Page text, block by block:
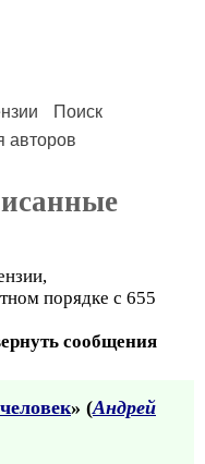
Поиск
авторов
порядке с 655
сообщения
» (Андрей